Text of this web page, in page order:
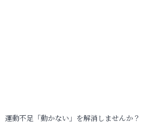
運動不足「動かない」を解消しませんか？